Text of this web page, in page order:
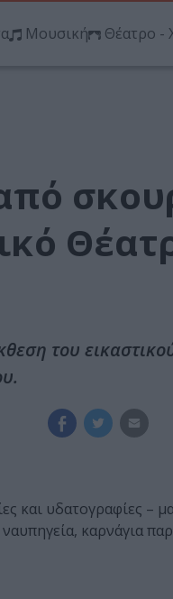
Μουσική Θέατρο -
του
και υδατογραφίες –
καρνάγια